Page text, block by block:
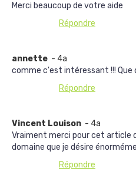
Merci beaucoup de votre aide
Répondre
annette - 4a
comme c'est intéressant !!! Que
Répondre
Vincent Louison - 4a
Vraiment merci pour cet article
domaine que je désire
Répondre